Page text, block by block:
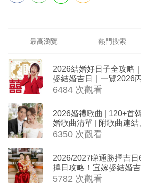
最高瀏覽 熱門搜索
2026結婚好日子全攻略
娶結婚吉日｜一覽2026
擇日結婚+避開沖煞生肖
6484 次觀看
2026婚禮歌曲 | 120+首
婚歌曲清單 | 附歌曲連
6350 次觀看
2026/2027睇通勝擇吉
擇日攻略！宜嫁娶結婚
沖生肖一覽
5782 次觀看